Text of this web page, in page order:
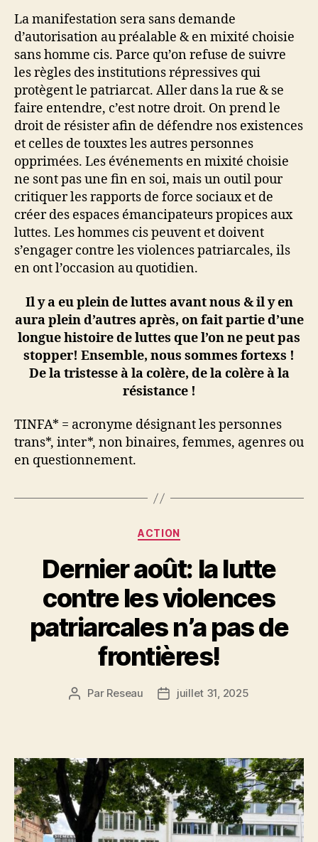
La manifestation sera sans demande
d’autorisation au préalable & en mixité choisie
sans homme cis. Parce qu’on refuse de suivre
les règles des institutions répressives qui
protègent le patriarcat. Aller dans la rue & se
faire entendre, c’est notre droit. On prend le
droit de résister afin de défendre nos existences
et celles de touxtes les autres personnes
opprimées. Les événements en mixité choisie
ne sont pas une fin en soi, mais un outil pour
critiquer les rapports de force sociaux et de
créer des espaces émancipateurs propices aux
luttes. Les hommes cis peuvent et doivent
s’engager contre les violences patriarcales, ils
en ont l’occasion au quotidien.
Il y a eu plein de luttes avant nous & il y en
aura plein d’autres après, on fait partie d’une
longue histoire de luttes que l’on ne peut pas
stopper! Ensemble, nous sommes fortexs !
De la tristesse à la colère, de la colère à la
résistance !
TINFA* = acronyme désignant les personnes
trans*, inter*, non binaires, femmes, agenres ou
en questionnement.
Catégories
ACTION
Dernier août: la lutte
contre les violences
patriarcales n’a pas de
frontières!
Auteur
Par Reseau
Datejuillet 31, 2025